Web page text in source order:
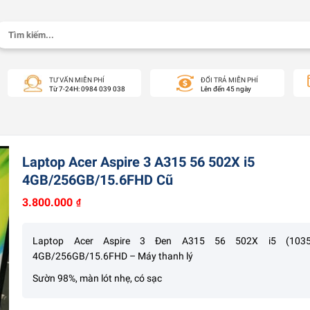
Tìm
TƯ VẤN MIỄN PHÍ
Từ 7-24H: 0984 039 038
ĐỔI TRẢ MIỄN PHÍ
Lên đến 45 ngày
Laptop Acer Aspire 3 A315 56 502X i5
4GB/256GB/15.6FHD Cũ
3.800.000 ₫
Laptop Acer Aspire 3 Đen A315 56 502X i5
4GB/256GB/15.6FHD – Máy thanh lý
Sườn 98%, màn lót nhẹ, có sạc